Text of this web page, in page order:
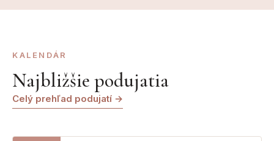
KALENDÁR
Najbližšie podujatia
Celý prehľad podujatí →